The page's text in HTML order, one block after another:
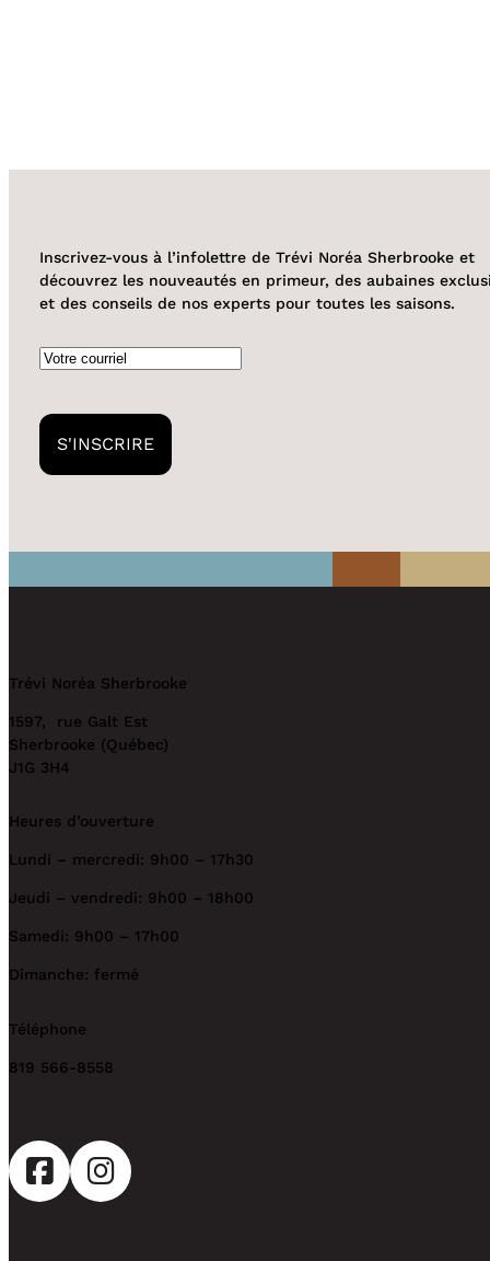
Inscrivez-vous à l’infolettre de Trévi Noréa Sherbrooke et
découvrez les nouveautés en primeur, des aubaines
et des conseils de nos experts pour toutes les saisons.
Courriel
S'INSCRIRE
Trévi Noréa Sherbrooke
1597, rue Galt Est
Sherbrooke (Québec)
J1G 3H4
Heures d’ouverture
Lundi – mercredi: 9h00 – 17h30
Jeudi – vendredi: 9h00 – 18h00
Samedi: 9h00 – 17h00
Dimanche: fermé
Téléphone
819 566-8558